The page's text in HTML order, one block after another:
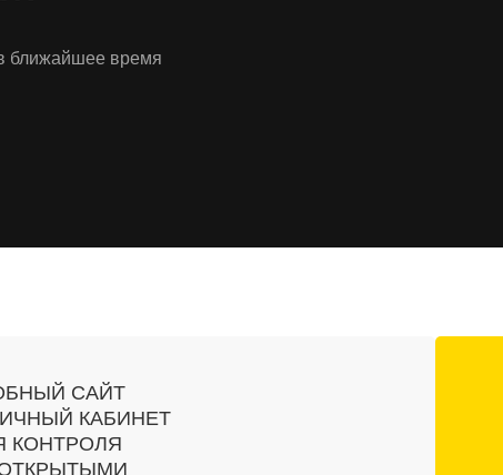
ближайшее время
САЙТ
КАБИНЕТ
КОНТРОЛЯ